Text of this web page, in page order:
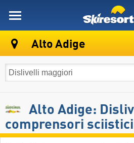
Alto Adige
Alto Adige:
comprensori sciistici